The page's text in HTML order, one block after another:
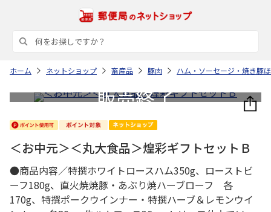
ホーム ネットショップ 畜産品 豚肉 ハム・ソーセージ・焼き豚
＜お中元＞＜丸大食品＞煌彩ギフトセットＢ
●商品内容／特撰ホワイトロースハム350g、ローストビ
ーフ180g、直火焼焼豚・あぶり焼ハーブローフ 各
170g、特撰ポークウインナー・特撰ハーブ＆レモンウイ